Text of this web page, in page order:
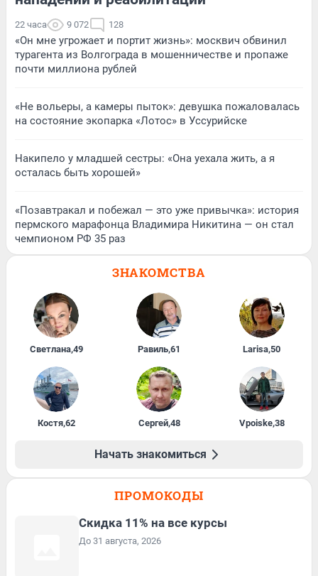
22 часа 9 072 128
«Он мне угрожает и портит жизнь»: москвич обвинил
турагента из Волгограда в мошенничестве и пропаже
почти миллиона рублей
«Не вольеры, а камеры пыток»: девушка пожаловалась
на состояние экопарка «Лотос» в Уссурийске
Накипело у младшей сестры: «Она уехала жить, а я
осталась быть хорошей»
«Позавтракал и побежал — это уже привычка»: история
пермского марафонца Владимира Никитина — он стал
чемпионом РФ 35 раз
ЗНАКОМСТВА
Светлана,49 Равиль,61 Larisa,50
Костя,62 Сергей,48 Vpoiske,38
Начать знакомиться
ПРОМОКОДЫ
Скидка 11% на все курсы
До 31 августа, 2026